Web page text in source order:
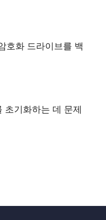
호화 드라이브를 백
초기화하는 데 문제